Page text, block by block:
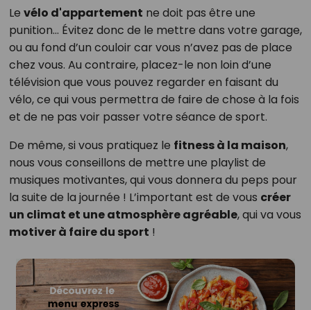
Le vélo d'appartement ne doit pas être une
punition… Évitez donc de le mettre dans votre garage,
ou au fond d’un couloir car vous n’avez pas de place
chez vous. Au contraire, placez-le non loin d’une
télévision que vous pouvez regarder en faisant du
vélo, ce qui vous permettra de faire de chose à la fois
et de ne pas voir passer votre séance de sport.
De même, si vous pratiquez le fitness à la maison,
nous vous conseillons de mettre une playlist de
musiques motivantes, qui vous donnera du peps pour
la suite de la journée ! L’important est de vous créer
un climat et une atmosphère agréable, qui va vous
motiver à faire du sport !